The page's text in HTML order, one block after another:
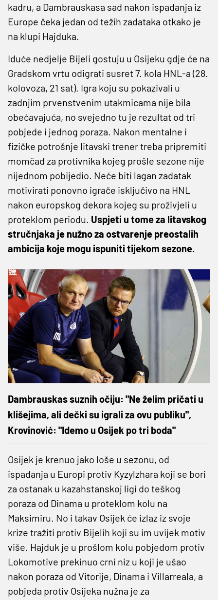
kadru, a Dambrauskasa sad nakon ispadanja iz
Europe čeka jedan od težih zadataka otkako je
na klupi Hajduka.
Iduće nedjelje Bijeli gostuju u Osijeku gdje će na
Gradskom vrtu odigrati susret 7. kola HNL-a (28.
kolovoza, 21 sat). Igra koju su pokazivali u
zadnjim prvenstvenim utakmicama nije bila
obećavajuća, no svejedno tu je rezultat od tri
pobjede i jednog poraza. Nakon mentalne i
fizičke potrošnje litavski trener treba pripremiti
momčad za protivnika kojeg prošle sezone nije
nijednom pobijedio. Neće biti lagan zadatak
motivirati ponovno igrače isključivo na HNL
nakon europskog dekora kojeg su proživjeli u
proteklom periodu. Uspjeti u tome za litavskog
stručnjaka je nužno za ostvarenje preostalih
ambicija koje mogu ispuniti tijekom sezone.
Dambrauskas suznih očiju: "Ne želim pričati u
klišejima, ali dečki su igrali za ovu publiku",
Krovinović: "Idemo u Osijek po tri boda"
Osijek je krenuo jako loše u sezonu, od
ispadanja u Europi protiv Kyzylzhara koji se bori
za ostanak u kazahstanskoj ligi do teškog
poraza od Dinama u proteklom kolu na
Maksimiru. No i takav Osijek će izlaz iz svoje
krize tražiti protiv Bijelih koji su im uvijek motiv
više. Hajduk je u prošlom kolu pobjedom protiv
Lokomotive prekinuo crni niz u koji je ušao
nakon poraza od Vitorije, Dinama i Villarreala, a
pobjeda protiv Osijeka nužna je za